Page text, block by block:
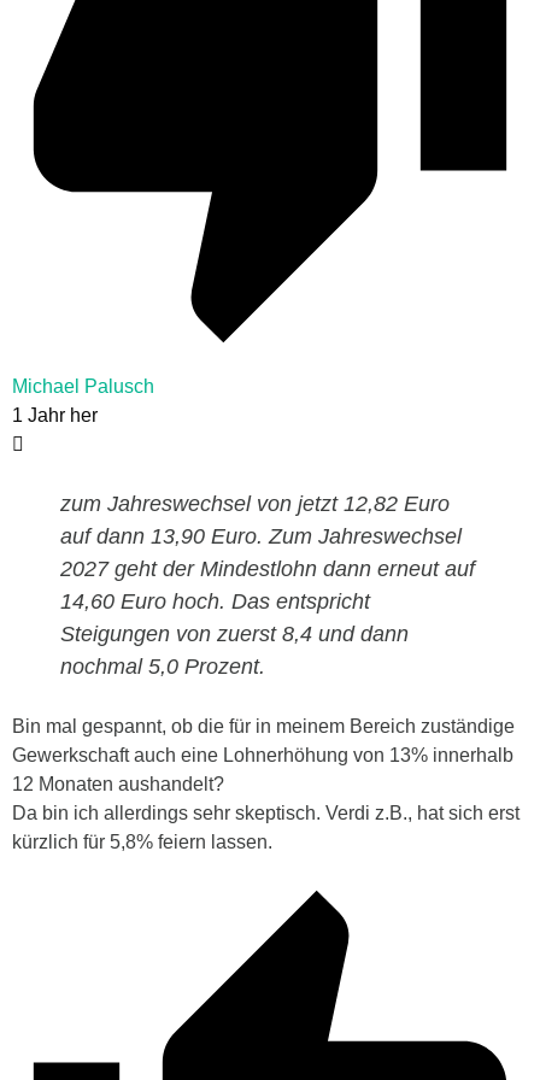
Michael Palusch
1 Jahr her
zum Jahreswechsel von jetzt 12,82 Euro
auf dann 13,90 Euro. Zum Jahreswechsel
2027 geht der Mindestlohn dann erneut auf
14,60 Euro hoch. Das entspricht
Steigungen von zuerst 8,4 und dann
nochmal 5,0 Prozent.
Bin mal gespannt, ob die für in meinem Bereich zuständige
Gewerkschaft auch eine Lohnerhöhung von 13% innerhalb
12 Monaten aushandelt?
Da bin ich allerdings sehr skeptisch. Verdi z.B., hat sich erst
kürzlich für 5,8% feiern lassen.